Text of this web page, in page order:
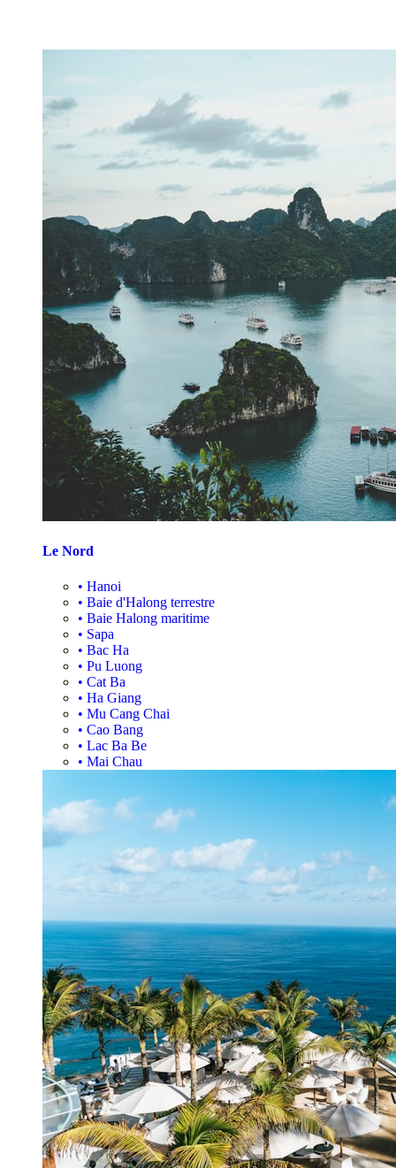
Le Nord
• Hanoi
• Baie d'Halong terrestre
• Baie Halong maritime
• Sapa
• Bac Ha
• Pu Luong
• Cat Ba
• Ha Giang
• Mu Cang Chai
• Cao Bang
• Lac Ba Be
• Mai Chau